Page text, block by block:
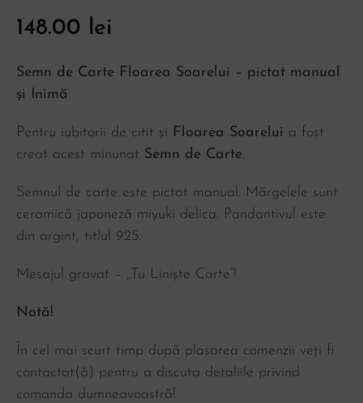
148.00 lei
Semn de Carte Floarea Soarelui – pictat manual
și Inimă
Pentru iubitorii de citit și Floarea Soarelui a fost
creat acest minunat Semn de Carte.
Semnul de carte este pictat manual. Mărgelele sunt
ceramică japoneză miyuki delica. Pandantivul este
din argint, titlul 925.
Mesajul gravat – „Tu Liniște Carte”!
Notă!
În cel mai scurt timp după plasarea comenzii veți fi
contactat(ă) pentru a discuta detaliile privind
comanda dumneavoastră!